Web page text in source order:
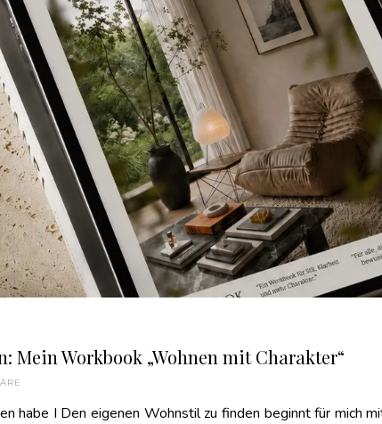
Mein Workbook „Wohnen mit Charakter“
habe I Den eigenen Wohnstil zu finden beginnt für mich